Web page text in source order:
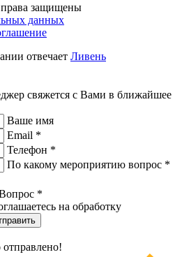
защищены
данных
отвечает Ливень
свяжется с Вами в ближайшее
Ваше имя
Email *
Телефон *
По какому мероприятию вопрос *
*
на обработку